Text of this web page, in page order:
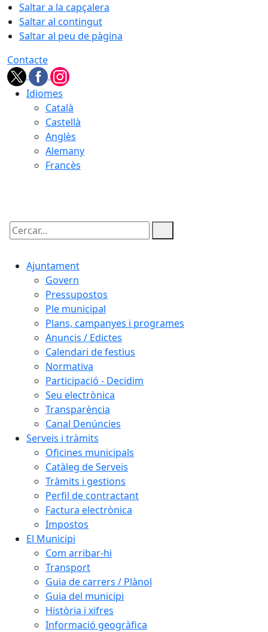
Saltar a la capçalera
Saltar al contingut
Saltar al peu de pàgina
Contacte
Idiomes
Català
Castellà
Anglès
Alemany
Francès
Cercar:
Ajuntament
Govern
Pressupostos
Ple municipal
Plans, campanyes i programes
Anuncis / Edictes
Calendari de festius
Normativa
Participació - Decidim
Seu electrònica
Transparència
Canal Denúncies
Serveis i tràmits
Oficines municipals
Catàleg de Serveis
Tràmits i gestions
Perfil de contractant
Factura electrònica
Impostos
El Municipi
Com arribar-hi
Transport
Guia de carrers / Plànol
Guia del municipi
Història i xifres
Informació geogràfica